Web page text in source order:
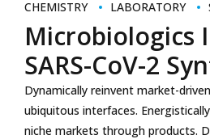
CHEMISTRY LABORATORY
Microbiologics
SARS-CoV-2
Dynamically reinvent market-
ubiquitous interfaces.
niche markets through products.